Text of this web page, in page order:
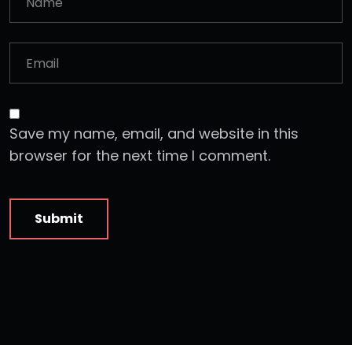
Save my name, email, and website in this
browser for the next time I comment.
Submit